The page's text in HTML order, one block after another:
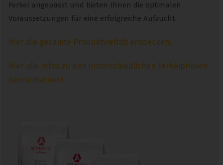
Ferkel angepasst und bieten Ihnen die optimalen
Voraussetzungen für eine erfolgreiche Aufzucht.
Hier die gesamte Produktvielfalt entdecken!
Hier alle Infos zu den unterschiedlichen Ferkelphasen
kennenlernen!